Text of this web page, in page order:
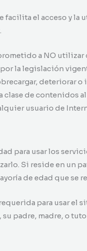
facilita el acceso y
a NO
la legislación
deteriorar
clase de
usuario de
para usar los
Si reside en un
de edad que
para usar
padre, madre, o